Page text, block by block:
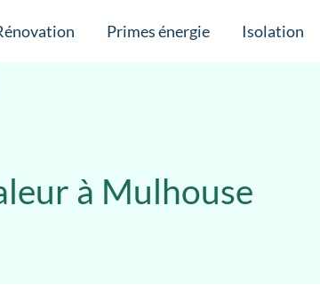
Primes énergie Isolation
à Mulhouse